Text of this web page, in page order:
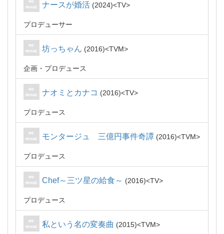
ナースが婚活 2024 TV
プロデューサー
坊っちゃん 2016 TVM
企画・プロデュース
ナオミとカナコ 2016 TV
プロデュース
モンタージュ 三億円事件奇譚 2016 TVM
プロデュース
Chef～三ツ星の給食～ 2016 TV
プロデュース
私という名の変奏曲 2015 TVM